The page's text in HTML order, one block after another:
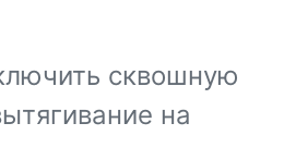
сквошную
на